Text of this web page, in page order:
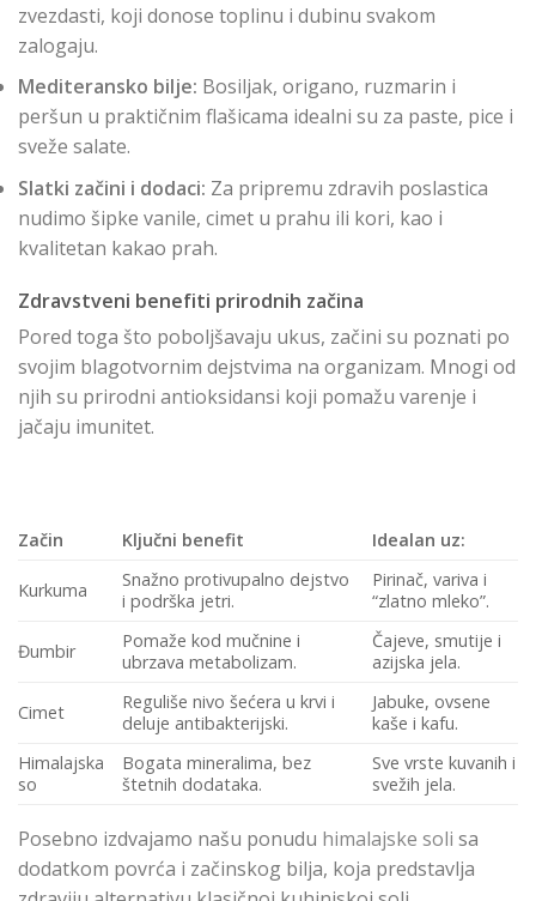
zvezdasti, koji donose toplinu i dubinu svakom
zalogaju.
Mediteransko bilje: Bosiljak, origano, ruzmarin i
peršun u praktičnim flašicama idealni su za paste, pice i
sveže salate.
Slatki začini i dodaci: Za pripremu zdravih poslastica
nudimo šipke vanile, cimet u prahu ili kori, kao i
kvalitetan kakao prah.
Zdravstveni benefiti prirodnih začina
Pored toga što poboljšavaju ukus, začini su poznati po
svojim blagotvornim dejstvima na organizam. Mnogi od
njih su prirodni antioksidansi koji pomažu varenje i
jačaju imunitet.
Začin Ključni benefit Idealan uz:
Kurkuma
Snažno protivupalno dejstvo
i podrška jetri.
Pirinač, variva i
“zlatno mleko”.
Đumbir
Pomaže kod mučnine i
ubrzava metabolizam.
Čajeve, smutije i
azijska jela.
Cimet
Reguliše nivo šećera u krvi i
deluje antibakterijski.
Jabuke, ovsene
kaše i kafu.
Himalajska
so
Bogata mineralima, bez
štetnih dodataka.
Sve vrste kuvanih i
svežih jela.
Posebno izdvajamo našu ponudu himalajske soli sa
dodatkom povrća i začinskog bilja, koja predstavlja